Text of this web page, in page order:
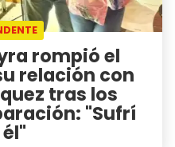
rompió el
relación con
tras los
"Sufrí